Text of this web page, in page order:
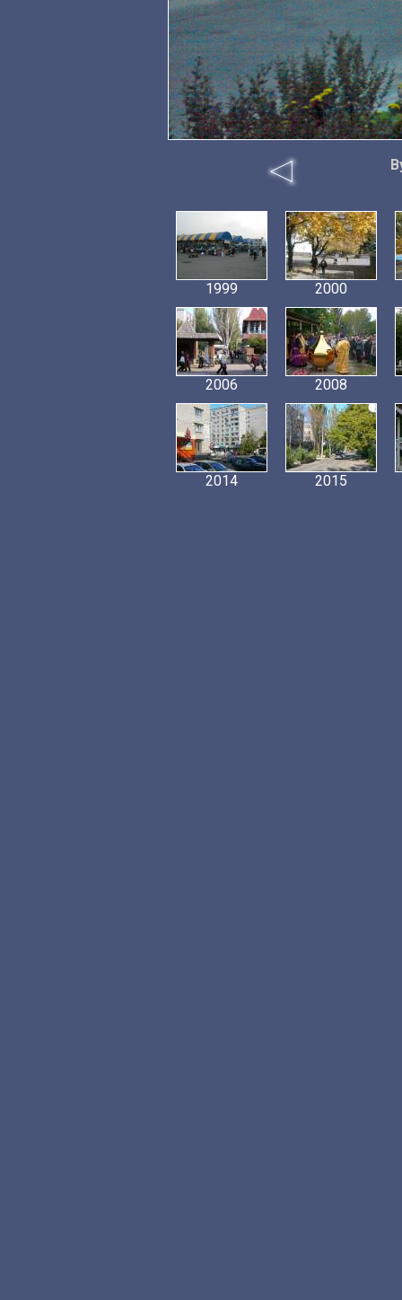
1999 2000
2006 2008
2014 2015